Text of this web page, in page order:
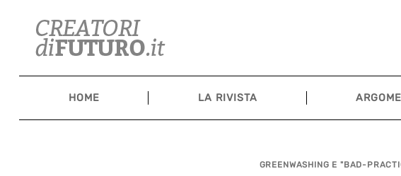
content
HOME LA RIVISTA
GREENWASHING E "BAD-